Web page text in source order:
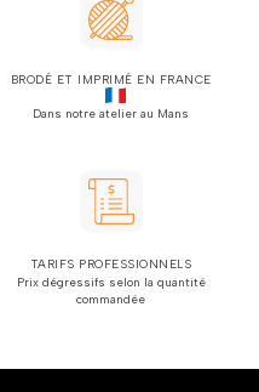
BRODÉ ET IMPRIMÉ EN FRANCE
Dans notre atelier au Mans
TARIFS PROFESSIONNELS
Prix dégressifs selon la quantité
commandée